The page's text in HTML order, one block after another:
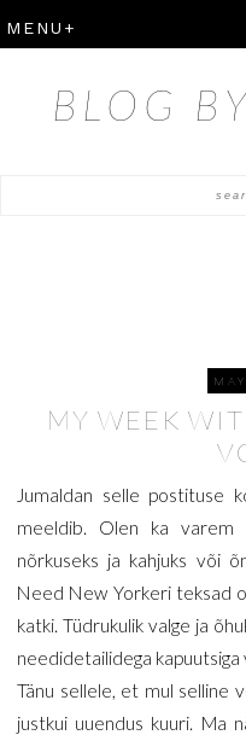
BLOG
MY WEEK
Jumaldan selle postituse
meeldib. Olen ka varem
nõrkuseks ja kahjuks või
Need New Yorkeri teksad
katki. Tüdrukulik valge ja
needidetailidega
Tänu sellele, et mul selline
justkui uuendus kuuri. Ma